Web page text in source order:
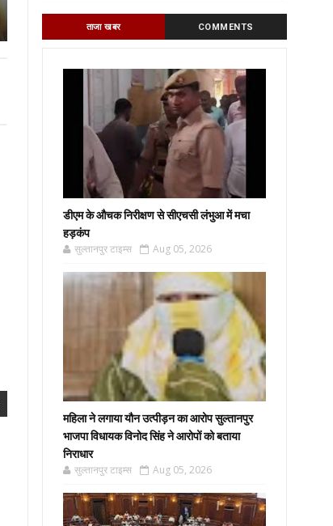
ताजा खबर COMMENTS
डीएम के औचक निरीक्षण से सीएचसी लंभुआ में मचा
हड़कंप
सुल्तानपुर टाइम्स Aug 05, 2026
महिला ने लगाया यौन उत्पीड़न का आरोप सुल्तानपुर
भाजपा विधायक विनोद सिंह ने आरोपों को बताया
निराधार
सुल्तानपुर टाइम्स Aug 05, 2026